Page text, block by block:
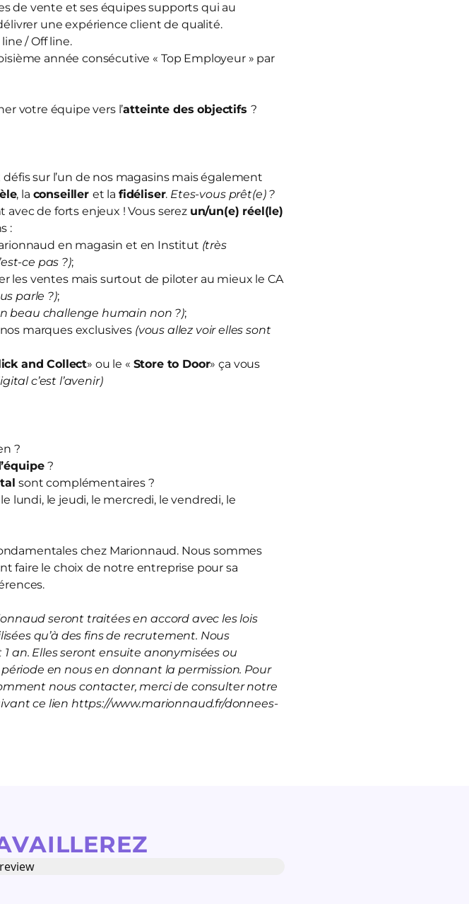
de vente et ses équipes supports qui au
une expérience client de qualité.
/ Off line.
année consécutive « Top Employeur » par
votre équipe vers l’atteinte des objectifs ?
sur l’un de nos magasins mais également
, la conseiller et la fidéliser. Etes-vous prêt(e) ?
de forts enjeux ! Vous serez un/un(e) réel(le)
:
en magasin et en Institut (très
ce pas ?);
ventes mais surtout de piloter au mieux le CA
parle ?);
beau challenge humain non ?);
marques exclusives (vous allez voir elles sont
and Collect» ou le « Store to Door» ça vous
c’est l’avenir)
?
?
sont complémentaires ?
lundi, le jeudi, le mercredi, le vendredi, le
chez Marionnaud. Nous sommes
faire le choix de notre entreprise pour sa
seront traitées en accord avec les lois
qu’à des fins de recrutement. Nous
an. Elles seront ensuite anonymisées ou
en nous en donnant la permission. Pour
nous contacter, merci de consulter notre
ce lien https://www.marionnaud.fr/donnees-